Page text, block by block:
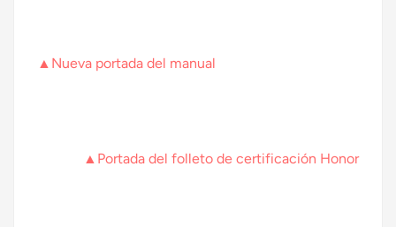
▲Nueva portada del manual
▲Portada del folleto de certificación Honor